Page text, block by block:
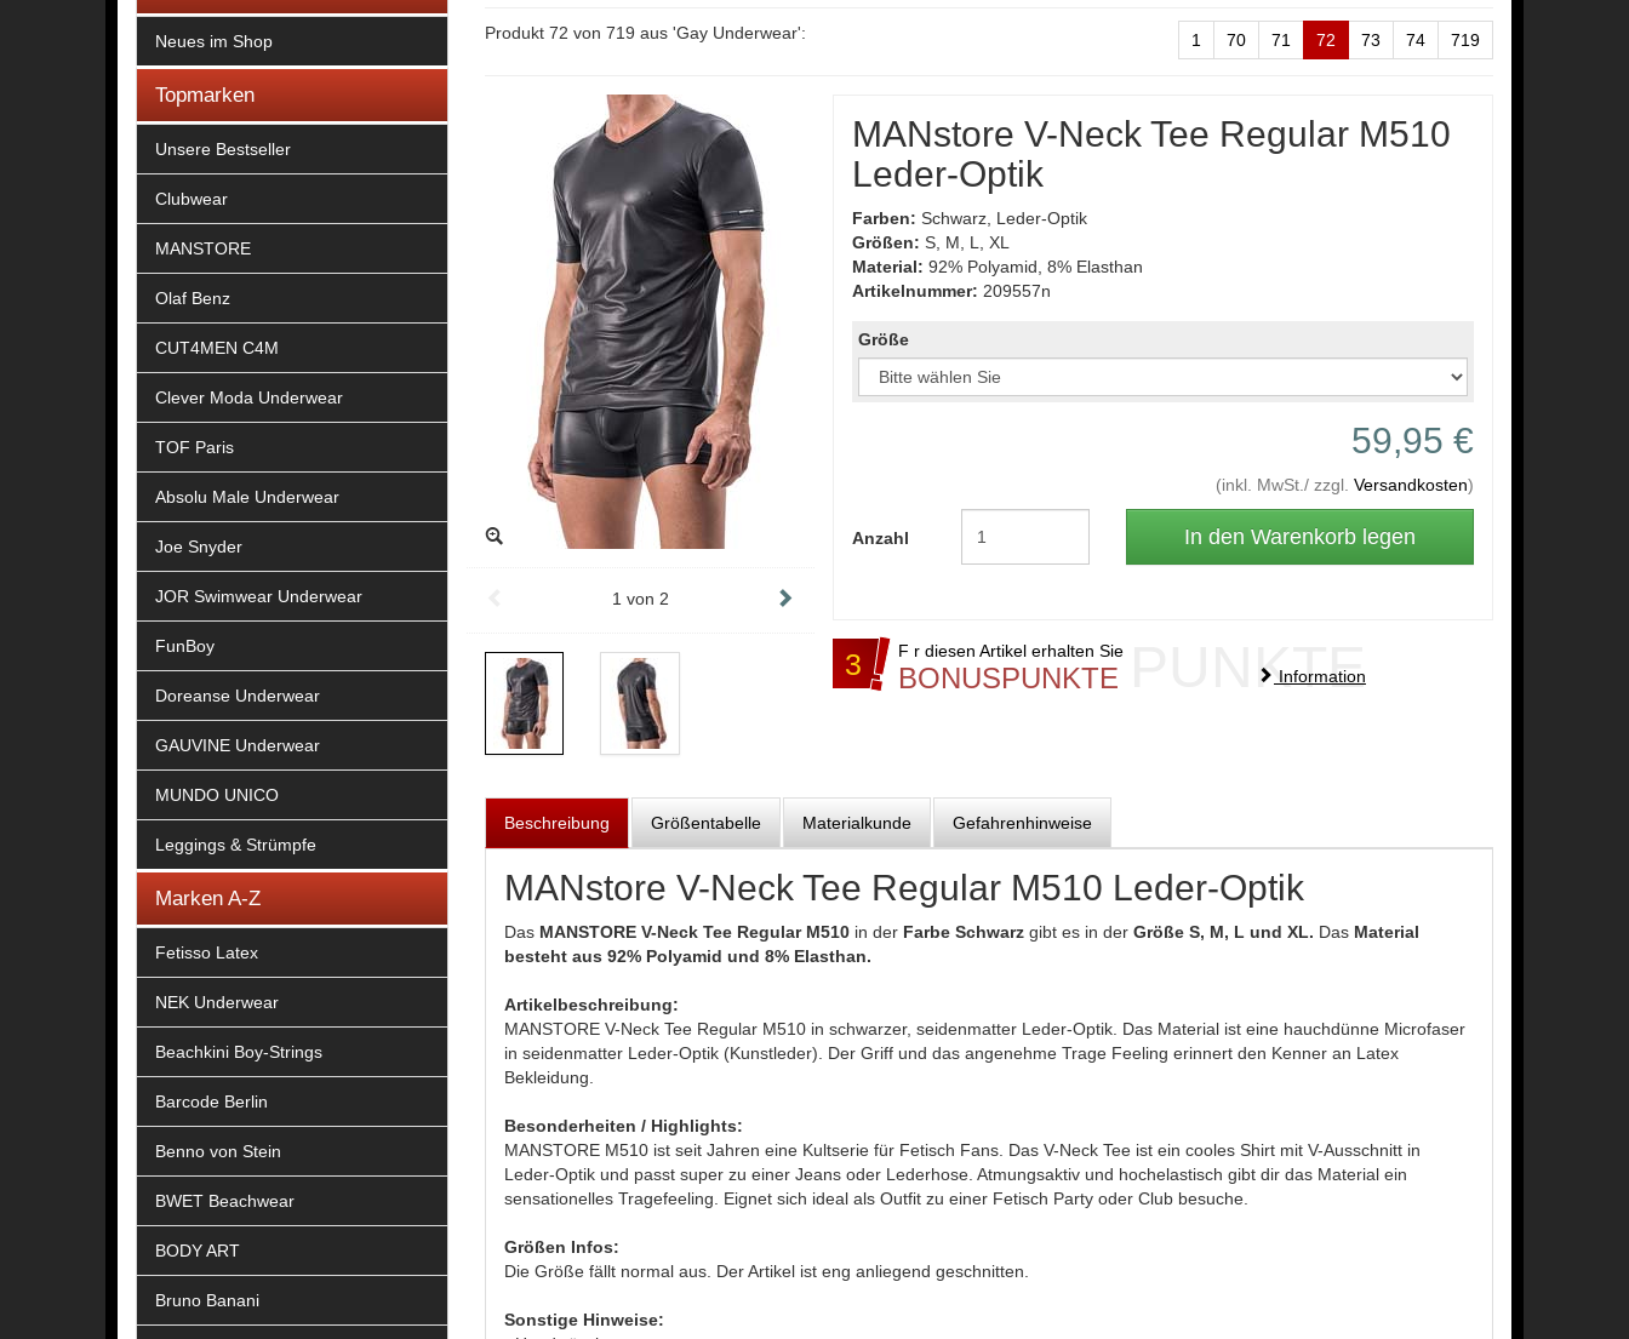
Neues im Shop
Topmarken
Unsere Bestseller
Clubwear
MANSTORE
Olaf Benz
CUT4MEN C4M
Clever Moda Underwear
TOF Paris
Absolu Male Underwear
Joe Snyder
JOR Swimwear Underwear
FunBoy
Doreanse Underwear
GAUVINE Underwear
MUNDO UNICO
Leggings & Strümpfe
Marken A-Z
Fetisso Latex
NEK Underwear
Beachkini Boy-Strings
Barcode Berlin
Benno von Stein
BWET Beachwear
BODY ART
Bruno Banani
Produkt 72 von 719 aus 'Gay Underwear': 1 70 71 72 73 74 719
1 von 2
MANstore V-Neck Tee Regular M510
Leder-Optik
Farben: Schwarz, Leder-Optik
Größen: S, M, L, XL
Material: 92% Polyamid, 8% Elasthan
Artikelnummer: 209557n
Größe
59,95 €
(inkl. MwSt./ zzgl. Versandkosten)
Anzahl
3 F r diesen Artikel erhalten Sie
BONUSPUNKTE PUNKTE
Information
Beschreibung Größentabelle Materialkunde Gefahrenhinweise
MANstore V-Neck Tee Regular M510 Leder-Optik
Das MANSTORE V-Neck Tee Regular M510in der Farbe Schwarzgibt es in der Größe S, M, L und XL. Das Material
besteht aus 92% Polyamid und 8% Elasthan.
Artikelbeschreibung:
MANSTORE V-Neck Tee Regular M510 in schwarzer, seidenmatter Leder-Optik. Das Material ist eine hauchdünne Microfaser
in seidenmatter Leder-Optik (Kunstleder). Der Griff und das angenehme Trage Feeling erinnert den Kenner an Latex
Bekleidung.
Besonderheiten / Highlights:
MANSTORE M510 ist seit Jahren eine Kultserie für Fetisch Fans. Das V-Neck Tee ist ein cooles Shirt mit V-Ausschnitt in
Leder-Optik und passt super zu einer Jeans oder Lederhose. Atmungsaktiv und hochelastisch gibt dir das Material ein
sensationelles Tragefeeling. Eignet sich ideal als Outfit zu einer Fetisch Party oder Club besuche.
Größen Infos:
Die Größe fällt normal aus. Der Artikel ist eng anliegend geschnitten.
Sonstige Hinweise: